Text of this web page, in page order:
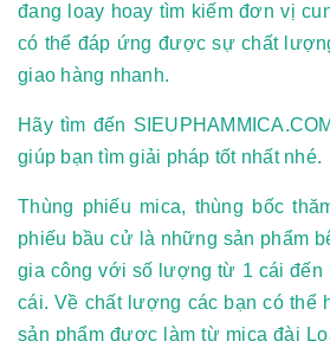
đang loay hoay tìm kiếm đơn vị
có thể đáp ứng được sự chất
giao hàng nhanh.
Hãy tìm đến
giúp bạn tìm giải pháp tốt nhất nhé.
Thùng phiếu mica, thùng bốc
phiếu bầu cử là những sản phẩm
gia công với số lượng từ 1 cái đến
cái. Về chất lượng các bạn có thể
sản phẩm được làm từ mica đài